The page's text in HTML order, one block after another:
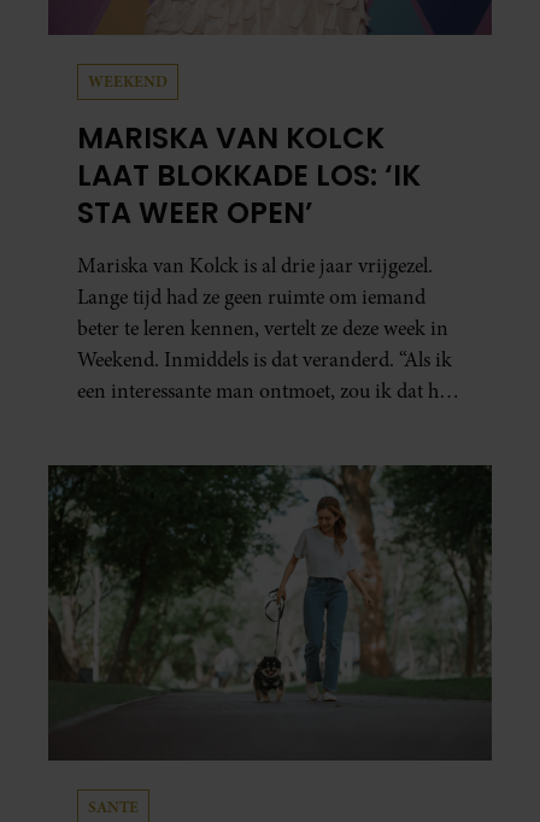
WEEKEND
MARISKA VAN KOLCK
LAAT BLOKKADE LOS: ‘IK
STA WEER OPEN’
Mariska van Kolck is al drie jaar vrijgezel.
Lange tijd had ze geen ruimte om iemand
beter te leren kennen, vertelt ze deze week in
Weekend. Inmiddels is dat veranderd. “Als ik
een interessante man ontmoet, zou ik dat heel
SANTE